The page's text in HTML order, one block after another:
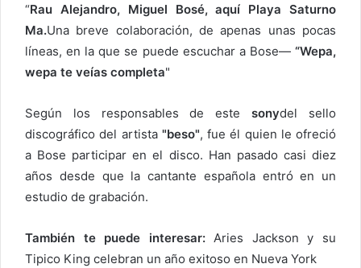
“Rau Alejandro, Miguel Bosé, aquí Playa Saturno
Ma.Una breve colaboración, de apenas unas pocas
líneas, en la que se puede escuchar a Bose— “Wepa,
wepa te veías completa"
Según los responsables de estesonydel sello
discográfico del artista "beso", fue él quien le ofreció
a Bose participar en el disco. Han pasado casi diez
años desde que la cantante española entró en un
estudio de grabación.
También te puede interesar:Aries Jackson y su
Tipico King celebran un año exitoso en Nueva York